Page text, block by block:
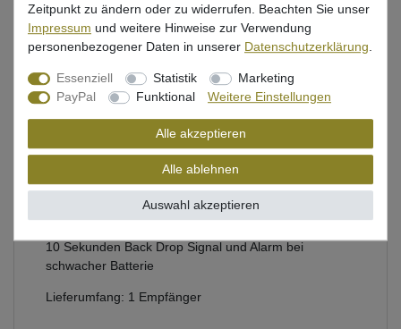
Produktsicherheit
Funkempfänger von Black Cat zum Wallerangeln mit
einer Reichweite von bis zu 50m je nach
kompatibel mit 4 Black Cat Bissanzeigern
Tonhöhe in 7 Stufen, Alarmmodus 3 Stufen, Lautstärke
in 6 Stufen einstellbar und Stummschaltung möglich
10 Sekunden Back Drop Signal und Alarm bei
schwacher Batterie
Lieferumfang: 1 Empfänger
Zeitpunkt zu ändern oder zu widerrufen. Beachten Sie unser
Impressum und weitere Hinweise zur Verwendung
personenbezogener Daten in unserer Daten­schutz­erklärung.
Essenziell Statistik
Marketing
PayPal
Funktional Weitere Einstellungen
Alle akzeptieren
Alle ablehnen
Auswahl akzeptieren